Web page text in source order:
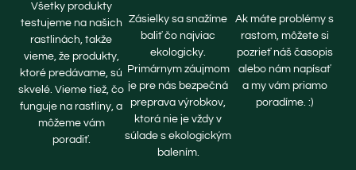
Všetky produkty
testujeme na našich
rastlinách, takže
vieme, že produkty,
ktoré predávame, sú
skvelé. Vieme tiež, čo
funguje na rastliny, a
môžeme vám
poradiť.
Zásielky sa snažíme
baliť čo najviac
ekologicky.
Primárnym záujmom
je pre nás bezpečná
preprava výrobkov,
ktorá nie je vždy v
súlade s ekologickým
balením.
Ak máte problémy s
rastom, môžete si
pozrieť náš časopis
alebo nám napísať
a my vám priamo
poradíme. :)